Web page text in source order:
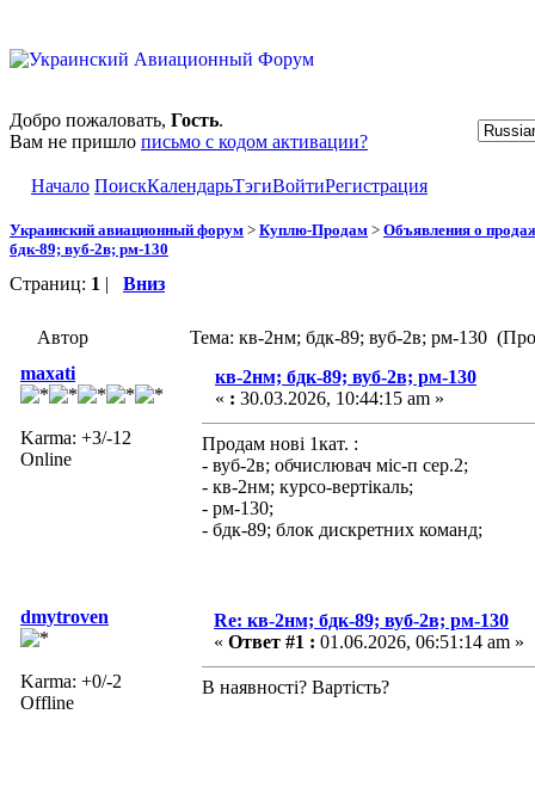
Добро пожаловать, Гость.
Вам не пришло письмо с кодом активации?
Начало ПоискКалендарьТэгиВойтиРегистрация
Украинский авиационный форум > Куплю-Продам > Объявления о
бдк-89; вуб-2в; рм-130
Страниц: 1 | Вниз
Автор
Тема: кв-2нм; бдк-89; вуб-2в; рм-130
maxati
Karma: +3/-12
Online
кв-2нм; бдк-89; вуб-2в; рм-130
« : 30.03.2026, 10:44:15 am »
Продам нові 1кат. :
- вуб-2в; обчислювач міс-п сер.2;
- кв-2нм; курсо-вертікаль;
- рм-130;
- бдк-89; блок дискретних команд;
dmytroven
Karma: +0/-2
Offline
Re: кв-2нм; бдк-89; вуб-2в; рм-130
« Ответ #1 : 01.06.2026, 06:51:14 am »
В наявності? Вартість?